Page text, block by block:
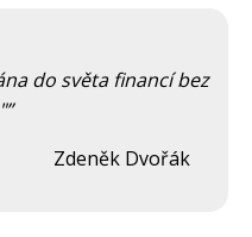
do světa financí bez
Zdeněk Dvořák